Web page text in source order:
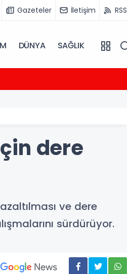
Gazeteler İletişim RSS
DÜNYA SAĞLIK
dere
ve dere
sürdürüyor.